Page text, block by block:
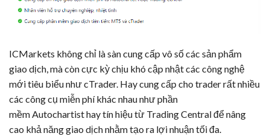
ICMarkets không chỉ là sàn cung cấp vô số các sản phẩm
giao dịch, mà còn cực kỳ chịu khó cập nhật các công nghệ
mới tiêu biểu như cTrader. Hay cung cấp cho trader rất nhiều
các công cụ miễn phí khác nhau như phần
mềm Autochartist hay tín hiệu từ Trading Central để nâng
cao khả năng giao dịch nhằm tạo ra lợi nhuận tối đa.